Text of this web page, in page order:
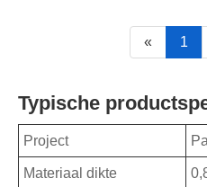
« 1
Typische
Project
Materiaal dikte